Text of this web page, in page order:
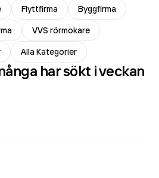
Flyttfirma
Byggfirma
VVS rörmokare
Alla Kategorier
har sökt i veckan